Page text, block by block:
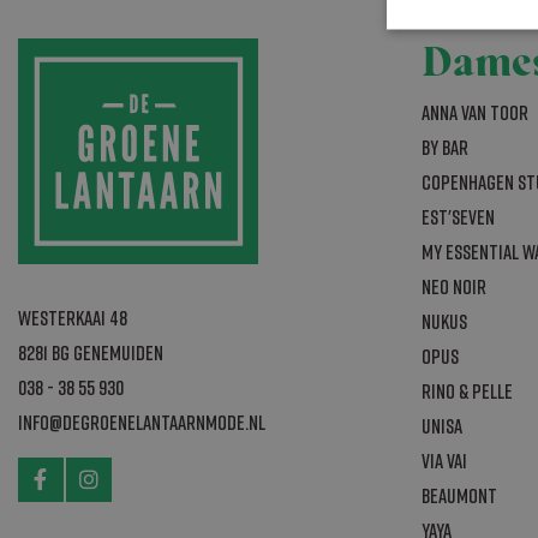
Westerkaai 48
8281 BG Genemuiden
038 - 38 55 930
info@degroenelantaarnmode.nl
Anna van Toor
By Bar
Copenhagen
Est'seven
My Essential
Neo Noir
Nukus
Opus
Rino & Pelle
Unisa
Via Vai
Beaumont
YAYA
Strikt
_GRECAPTCHA
_abck
Naam
Naam
bm_sz